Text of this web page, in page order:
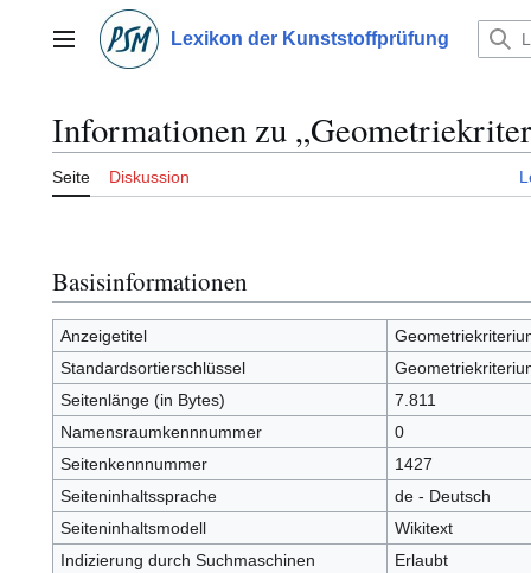
springenHauptmenü Lexikon der Kunststoffprüfung
Informationen zu
Seite Diskussion
Basisinformationen
Anzeigetitel
Standardsortierschlüssel
Seitenlänge (in Bytes)
7.811
Namensraumkennnummer
0
Seitenkennnummer
1427
Seiteninhaltssprache
de - Deutsch
Seiteninhaltsmodell
Wikitext
Indizierung durch Suchmaschinen
Erlaubt